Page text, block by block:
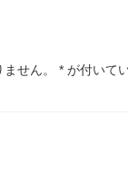
せん。 * が付いて